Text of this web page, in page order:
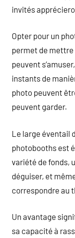
invités
Opter pour un
permet de mettre
peuvent
instants de
photo peuvent
peuvent garder.
Le large éventail
photobooths est
variété de fonds,
déguiser, et
correspondre au
Un avantage
sa capacité à